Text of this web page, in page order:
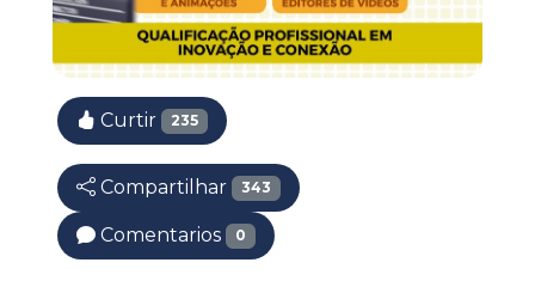
Curtir 235
Compartilhar 343
Comentarios 0